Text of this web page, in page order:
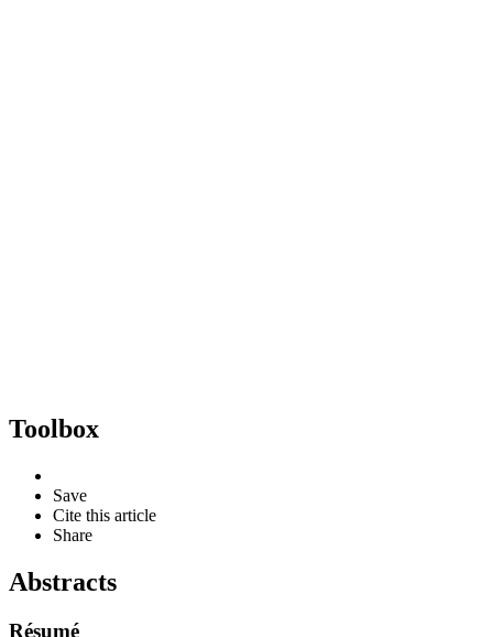
Toolbox
Save
Cite this article
Share
Abstracts
Résumé